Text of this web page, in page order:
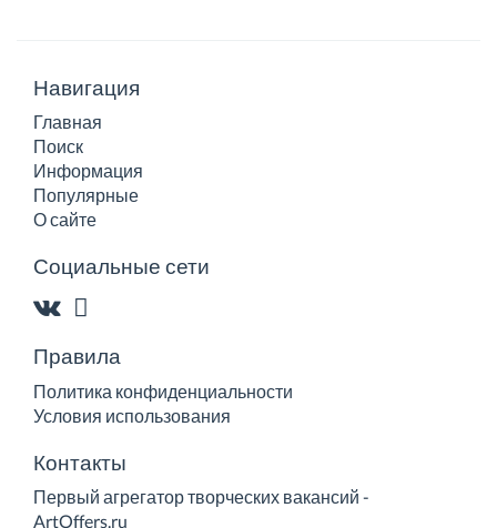
Навигация
Главная
Поиск
Информация
Популярные
О сайте
Социальные сети
Правила
Политика конфиденциальности
Условия использования
Контакты
Первый агрегатор творческих вакансий -
ArtOffers.ru